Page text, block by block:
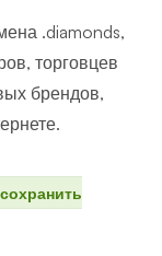
.diamonds,
торговцев
брендов,
сохранить